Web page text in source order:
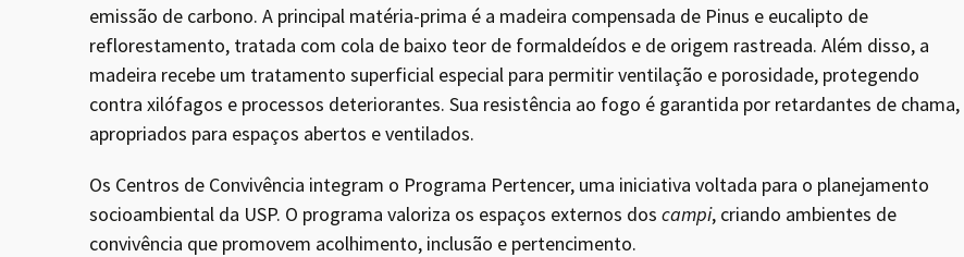
emissão de carbono. A principal matéria-prima é a madeira compensada de Pinus e eucalipto de
reflorestamento, tratada com cola de baixo teor de formaldeídos e de origem rastreada. Além disso, a
madeira recebe um tratamento superficial especial para permitir ventilação e porosidade, protegendo
contra xilófagos e processos deteriorantes. Sua resistência ao fogo é garantida por retardantes de chama,
apropriados para espaços abertos e ventilados.
Os Centros de Convivência integram o Programa Pertencer, uma iniciativa voltada para o planejamento
socioambiental da USP. O programa valoriza os espaços externos dos campi, criando ambientes de
convivência que promovem acolhimento, inclusão e pertencimento.